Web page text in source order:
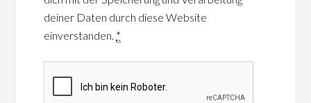
deiner Daten durch diese Website
einverstanden. *